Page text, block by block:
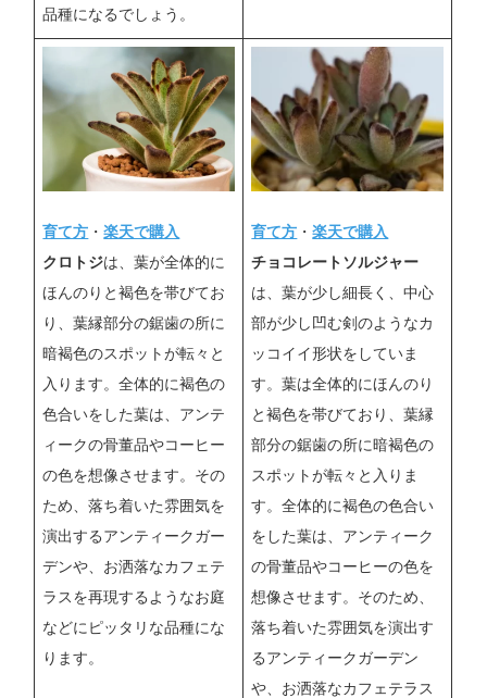
品種になるでしょう。
育て方 ・楽天で購入
クロトジは、葉が全体的に
ほんのりと褐色を帯びてお
り、葉縁部分の鋸歯の所に
暗褐色のスポットが転々と
入ります。全体的に褐色の
色合いをした葉は、アンテ
ィークの骨董品やコーヒー
の色を想像させます。その
ため、落ち着いた雰囲気を
演出するアンティークガー
デンや、お洒落なカフェテ
ラスを再現するようなお庭
などにピッタリな品種にな
ります。
育て方 ・楽天で購入
チョコレートソルジャー
は、葉が少し細長く、中心
部が少し凹む剣のようなカ
ッコイイ形状をしていま
す。葉は全体的にほんのり
と褐色を帯びており、葉縁
部分の鋸歯の所に暗褐色の
スポットが転々と入りま
す。全体的に褐色の色合い
をした葉は、アンティーク
の骨董品やコーヒーの色を
想像させます。そのため、
落ち着いた雰囲気を演出す
るアンティークガーデン
や、お洒落なカフェテラス